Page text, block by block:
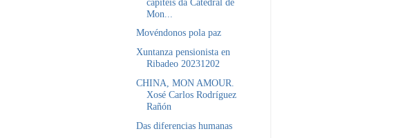
Mon...
Movéndonos pola paz
Xuntanza pensionista en
Ribadeo 20231202
CHINA, MON AMOUR.
Xosé Carlos Rodríguez
Rañón
Das diferencias humanas